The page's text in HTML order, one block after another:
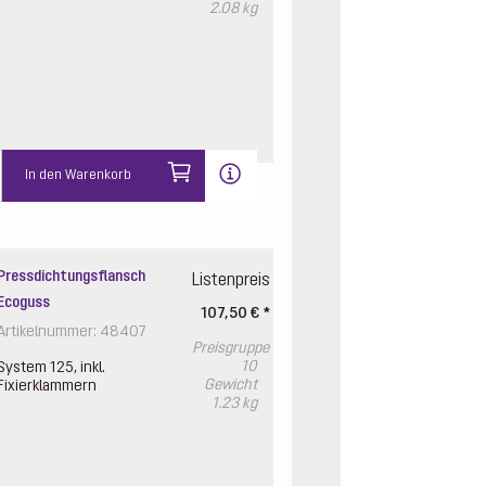
2.08 kg
In den Warenkorb
48407
125, inkl.
Listenpreis
107,50 € *
Preisgruppe
10
Gewicht
1.23 kg